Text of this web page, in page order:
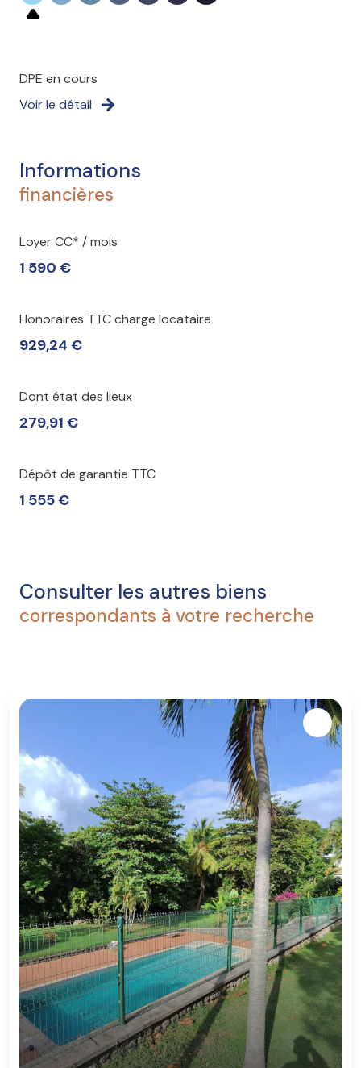
DPE en cours
Voir le détail
Informations
financières
Loyer CC* / mois
1 590 €
Honoraires TTC charge locataire
929,24 €
Dont état des lieux
279,91 €
Dépôt de garantie TTC
1 555 €
Consulter les autres biens
correspondants à votre recherche